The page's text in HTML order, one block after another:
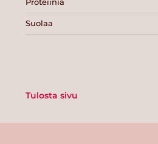
Proteiinia
Suolaa
Tulosta sivu